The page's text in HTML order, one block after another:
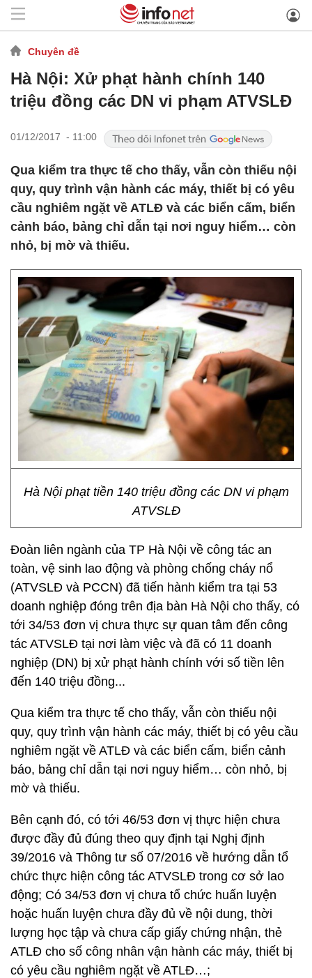
Chuyên đề
Hà Nội: Xử phạt hành chính 140
triệu đồng các DN vi phạm ATVSLĐ
01/12/2017 - 11:00
Qua kiểm tra thực tế cho thấy, vẫn còn thiếu nội
quy, quy trình vận hành các máy, thiết bị có yêu
cầu nghiêm ngặt về ATLĐ và các biển cấm, biển
cảnh báo, bảng chỉ dẫn tại nơi nguy hiểm… còn
nhỏ, bị mờ và thiếu.
Hà Nội phạt tiền 140 triệu đồng các DN vi phạm
ATVSLĐ
Đoàn liên ngành của TP Hà Nội về công tác an
toàn, vệ sinh lao động và phòng chống cháy nổ
(ATVSLĐ và PCCN) đã tiến hành kiểm tra tại 53
doanh nghiệp đóng trên địa bàn Hà Nội cho thấy, có
tới 34/53 đơn vị chưa thực sự quan tâm đến công
tác ATVSLĐ tại nơi làm việc và đã có 11 doanh
nghiệp (DN) bị xử phạt hành chính với số tiền lên
đến 140 triệu đồng...
Qua kiểm tra thực tế cho thấy, vẫn còn thiếu nội
quy, quy trình vận hành các máy, thiết bị có yêu cầu
nghiêm ngặt về ATLĐ và các biển cấm, biển cảnh
báo, bảng chỉ dẫn tại nơi nguy hiểm… còn nhỏ, bị
mờ và thiếu.
Bên cạnh đó, có tới 46/53 đơn vị thực hiện chưa
được đầy đủ đúng theo quy định tại Nghị định
39/2016 và Thông tư số 07/2016 về hướng dẫn tổ
chức thực hiện công tác ATVSLĐ trong cơ sở lao
động; Có 34/53 đơn vị chưa tổ chức huấn luyện
hoặc huấn luyện chưa đầy đủ về nội dung, thời
lượng học tập và chưa cấp giấy chứng nhận, thẻ
ATLĐ cho số công nhân vận hành các máy, thiết bị
có yêu cầu nghiêm ngặt về ATLĐ…;